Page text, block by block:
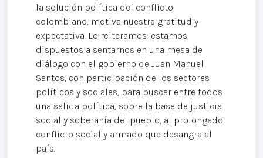
la solución política del conflicto
colombiano, motiva nuestra gratitud y
expectativa. Lo reiteramos: estamos
dispuestos a sentarnos en una mesa de
diálogo con el gobierno de Juan Manuel
Santos, con participación de los sectores
políticos y sociales, para buscar entre todos
una salida política, sobre la base de justicia
social y soberanía del pueblo, al prolongado
conflicto social y armado que desangra al
país.